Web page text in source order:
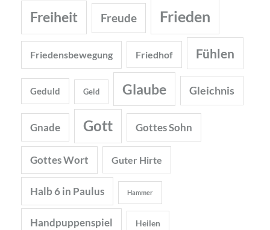
Freiheit Freude Frieden
Friedensbewegung Friedhof Fühlen
Geduld Geld Glaube Gleichnis
Gnade Gott Gottes Sohn
Gottes Wort Guter Hirte
Halb 6 in Paulus Hammer
Handpuppenspiel Heilen